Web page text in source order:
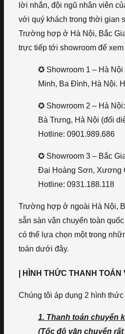
lời nhắn, đội ngũ nhân viên
với quý khách trong thời gian
Trường hợp ở Hà Nội, Bắc
trực tiếp tới showroom để
✪ Showroom 1 – Hà Nội
Minh, Ba Đình, Hà Nội.
✪ Showroom 2 – Hà
Bà Trưng, Hà Nội (đối
Hotline: 0901.989.686
✪ Showroom 3 – Bắc
Đại Hoàng Sơn, Xương
Hotline: 0931.188.118
Trường hợp ở ngoài Hà Nội,
sẵn sàn vận chuyển toàn
có thể lựa chọn một trong
toán dưới đây.
| HÌNH THỨC THANH
Chúng tôi áp dụng 2 hình thức
1. Thanh toán chuyển
(Tốc độ vận chuyển